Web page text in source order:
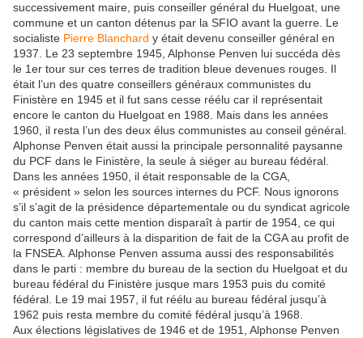
successivement maire, puis conseiller général du Huelgoat, une
commune et un canton détenus par la SFIO avant la guerre. Le
socialiste Pierre Blanchard y était devenu conseiller général en
1937. Le 23 septembre 1945, Alphonse Penven lui succéda dès
le 1er tour sur ces terres de tradition bleue devenues rouges. Il
était l’un des quatre conseillers généraux communistes du
Finistère en 1945 et il fut sans cesse réélu car il représentait
encore le canton du Huelgoat en 1988. Mais dans les années
1960, il resta l’un des deux élus communistes au conseil général.
Alphonse Penven était aussi la principale personnalité paysanne
du PCF dans le Finistère, la seule à siéger au bureau fédéral.
Dans les années 1950, il était responsable de la CGA,
« président » selon les sources internes du PCF. Nous ignorons
s’il s’agit de la présidence départementale ou du syndicat agricole
du canton mais cette mention disparaît à partir de 1954, ce qui
correspond d’ailleurs à la disparition de fait de la CGA au profit de
la FNSEA. Alphonse Penven assuma aussi des responsabilités
dans le parti : membre du bureau de la section du Huelgoat et du
bureau fédéral du Finistère jusque mars 1953 puis du comité
fédéral. Le 19 mai 1957, il fut réélu au bureau fédéral jusqu’à
1962 puis resta membre du comité fédéral jusqu’à 1968.
Aux élections législatives de 1946 et de 1951, Alphonse Penven